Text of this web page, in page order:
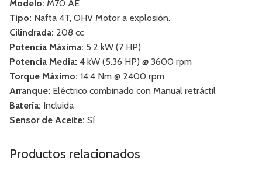
Modelo: M70 AE
Tipo: Nafta 4T, OHV Motor a explosión.
Cilindrada: 208 cc
Potencia Máxima: 5.2 kW (7 HP)
Potencia Media: 4 kW (5.36 HP) @ 3600 rpm
Torque Máximo: 14.4 Nm @ 2400 rpm
Arranque: Eléctrico combinado con Manual retráctil
Batería: Incluida
Sensor de Aceite: Sí
Productos relacionados